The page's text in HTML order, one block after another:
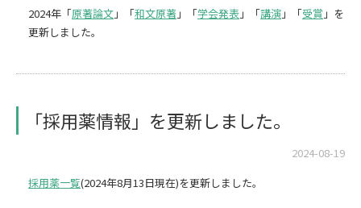
情報の取扱いについて
2024年「原著論文 」「和文原著 」「学会発表 」「講演 」「受賞 」を
更新しました。
「採用薬情報」を更新しました。
2024-08-19
採用薬一覧(2024年8月13日現在)を更新しました。